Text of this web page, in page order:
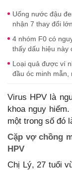
Uống nước đậu
nhận 7 thay đổi
4 nhóm F0 có
thấy dấu hiệu này
Loại quả được ví
đầu óc minh mẫn,
Virus HPV là
khoa nguy
một trong số đó
Cặp vợ chồng
HPV
Chị Lý, 27 tuổi